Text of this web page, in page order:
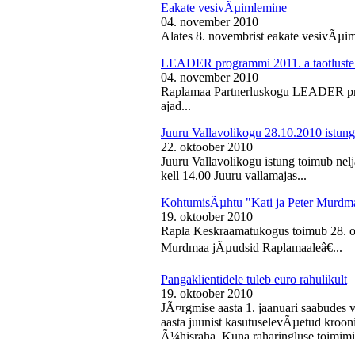
Eakate vesivÃµimlemine
04. november 2010
Alates 8. novembrist eakate
LEADER programmi 2011. a
04. november 2010
Raplamaa Partnerluskogu LEADER
ajad...
Juuru Vallavolikogu 28.10.2010 istung
22. oktoober 2010
Juuru Vallavolikogu istung toimub
kell 14.00 Juuru vallamajas...
KohtumisÃµhtu "Kati ja Peter
19. oktoober 2010
Rapla Keskraamatukogus toimub
Murdmaa jÃµudsid Raplamaaleâ€...
Pangaklientidele tuleb euro rahulikult
19. oktoober 2010
JÃ¤rgmise aasta 1. jaanuari
aasta juunist kasutuselevÃµetud
Ã¼hisraha. Kuna raharingluse